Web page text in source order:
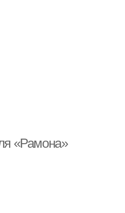
«Рамона»